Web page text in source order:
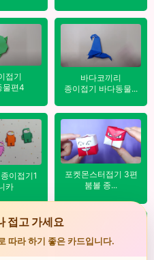
접고 가세요
따라 하기 좋은 카드입니다.
접기
물편4
바다코끼리
종이접기 바다동물...
이접기1
카
포켓몬스터접기 3편
붐볼 종...